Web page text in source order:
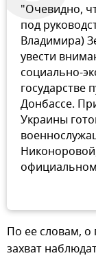
"Очевидно,
под
Владимира)
увести
социально-
государстве
Донбассе.
Украины
По ее словам, о
захват